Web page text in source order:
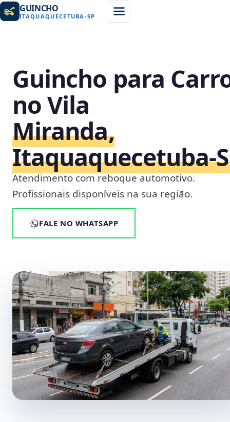
GUINCHO
ITAQUAQUECETUBA -SP
Guincho para
no Vila
Miranda,
Atendimento com reboque automotivo.
Profissionais disponíveis na sua região.
FALE NO WHATSAPP